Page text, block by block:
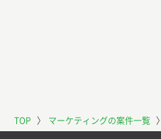
TOP 〉 マーケティングの案件一覧 〉